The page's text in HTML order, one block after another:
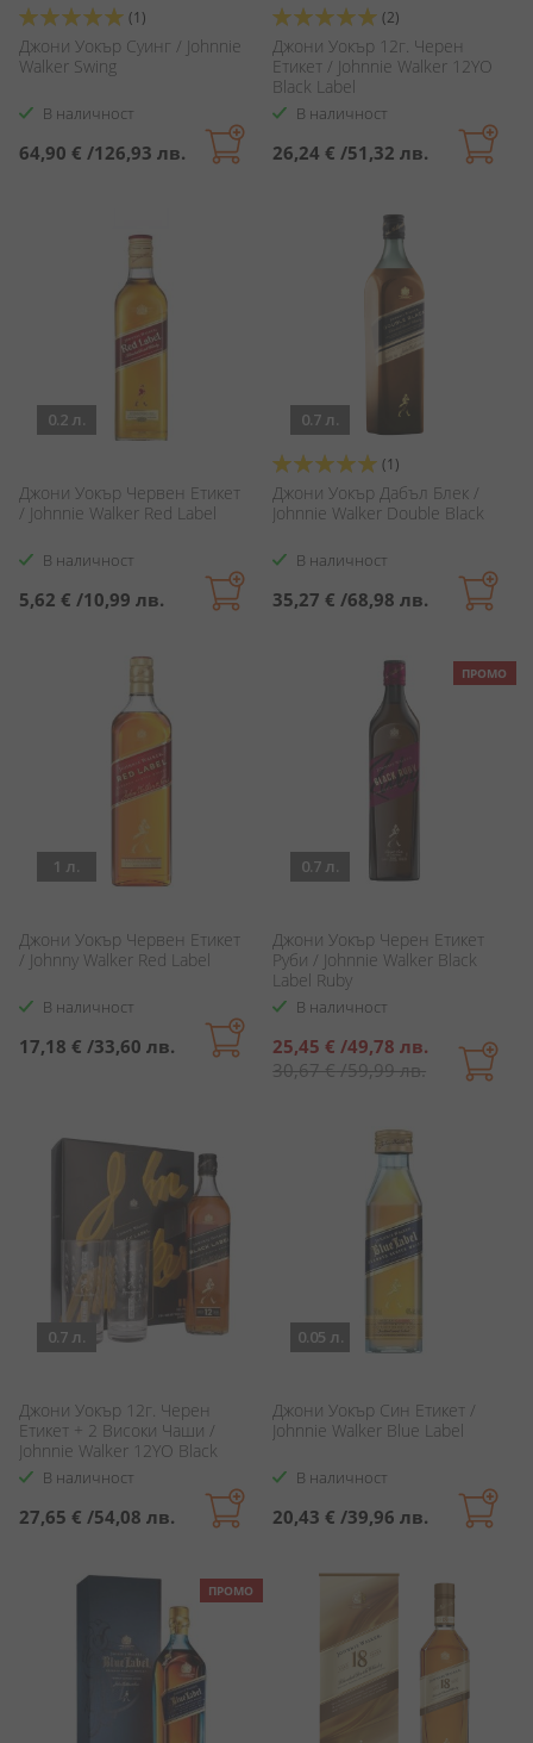
Оценка:
100%
(1)
Джони Уокър Суинг / Johnnie
Walker Swing
В наличност
64,90 € /126,93 лв.
Оценка:
100%
(2)
Джони Уокър 12г. Черен
Етикет / Johnnie Walker 12YO
Black Label
В наличност
26,24 € /51,32 лв.
0.2 л.
Джони Уокър Червен Етикет
/ Johnnie Walker Red Label
В наличност
5,62 € /10,99 лв.
0.7 л.
Оценка:
100%
(1)
Джони Уокър Дабъл Блек /
Johnnie Walker Double Black
В наличност
35,27 € /68,98 лв.
1 л.
Джони Уокър Червен Етикет
/ Johnny Walker Red Label
В наличност
17,18 € /33,60 лв.
ПРОМО
0.7 л.
Джони Уокър Черен Етикет
Руби / Johnnie Walker Black
Label Ruby
В наличност
Специална
цена
25,45 € /49,78 лв.
30,67 €/59,99 лв.
0.7 л.
Джони Уокър 12г. Черен
Етикет + 2 Високи Чаши /
Johnnie Walker 12YO Black
Label + 2 Glasses
В наличност
27,65 € /54,08 лв.
0.05 л.
Джони Уокър Син Етикет /
Johnnie Walker Blue Label
В наличност
20,43 € /39,96 лв.
ПРОМО